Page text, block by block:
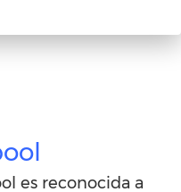
es reconocida a